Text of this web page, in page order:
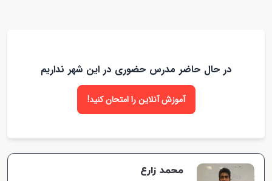
در حال حاضر مدرس حضوری در این شهر نداریم
آموزش آنلاین را امتحان کنید!
محمد زارع